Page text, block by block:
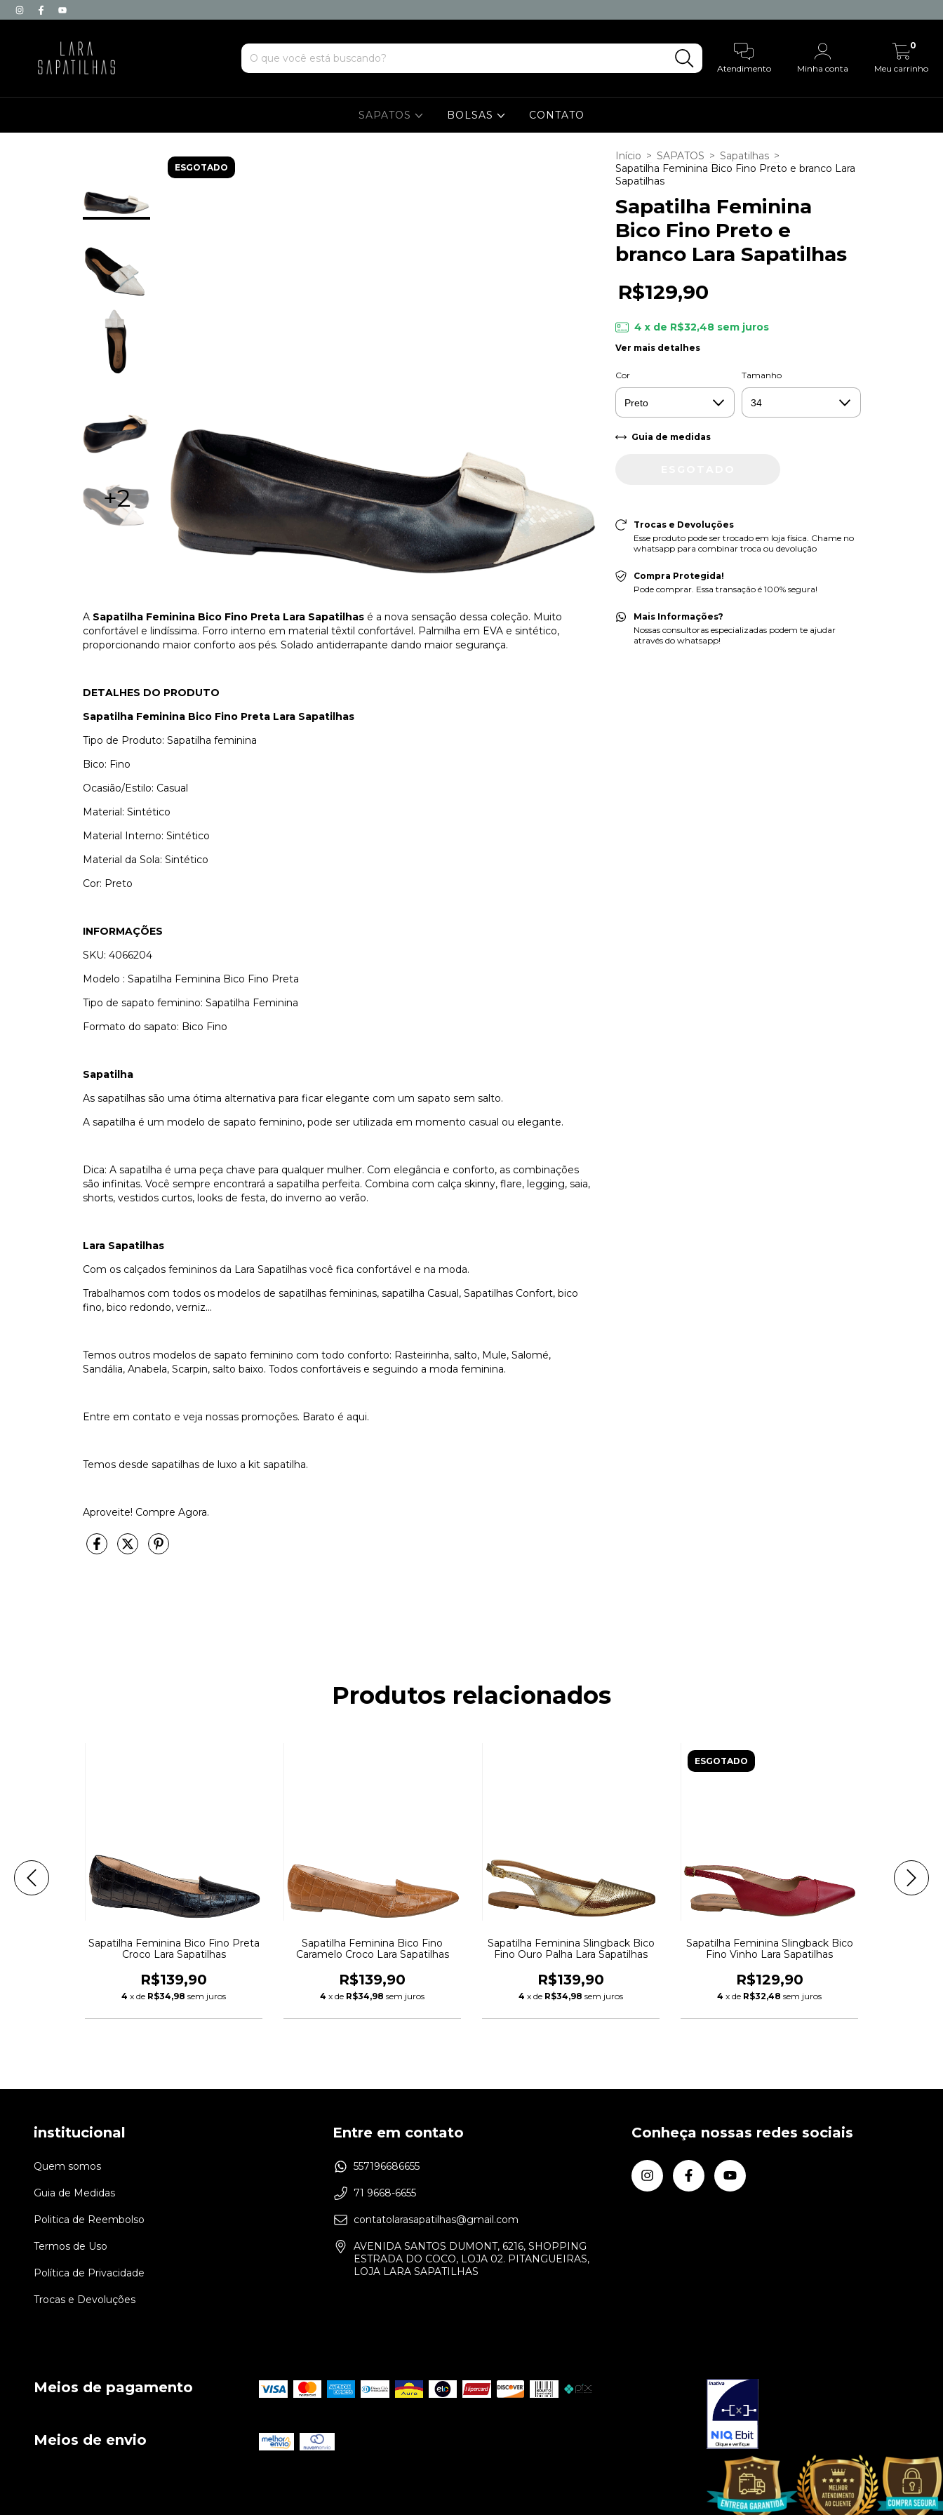
Atendimento Minha conta Meu carrinho
0
SAPATOS BOLSAS CONTATO
+2
ESGOTADO
A Sapatilha Feminina Bico Fino Preta Lara Sapatilhas é a nova sensação dessa coleção. Muito
confortável e lindíssima. Forro interno em material têxtil confortável. Palmilha em EVA e sintético,
proporcionando maior conforto aos pés. Solado antiderrapante dando maior segurança.
DETALHES DO PRODUTO
Sapatilha Feminina Bico Fino Preta Lara Sapatilhas
Tipo de Produto: Sapatilha feminina
Bico: Fino
Ocasião/Estilo: Casual
Material: Sintético
Material Interno: Sintético
Material da Sola: Sintético
Cor: Preto
INFORMAÇÕES
SKU: 4066204
Modelo : Sapatilha Feminina Bico Fino Preta
Tipo de sapato feminino: Sapatilha Feminina
Formato do sapato: Bico Fino
Sapatilha
As sapatilhas são uma ótima alternativa para ficar elegante com um sapato sem salto.
A sapatilha é um modelo de sapato feminino, pode ser utilizada em momento casual ou elegante.
Dica: A sapatilha é uma peça chave para qualquer mulher. Com elegância e conforto, as combinações
são infinitas. Você sempre encontrará a sapatilha perfeita. Combina com calça skinny, flare, legging, saia,
shorts, vestidos curtos, looks de festa, do inverno ao verão.
Lara Sapatilhas
Com os calçados femininos da Lara Sapatilhas você fica confortável e na moda.
Trabalhamos com todos os modelos de sapatilhas femininas, sapatilha Casual, Sapatilhas Confort, bico
fino, bico redondo, verniz...
Temos outros modelos de sapato feminino com todo conforto: Rasteirinha, salto, Mule, Salomé,
Sandália, Anabela, Scarpin, salto baixo. Todos confortáveis e seguindo a moda feminina.
Entre em contato e veja nossas promoções. Barato é aqui.
Temos desde sapatilhas de luxo a kit sapatilha.
Aproveite! Compre Agora.
Início > SAPATOS > Sapatilhas >
Sapatilha Feminina Bico Fino Preto e branco Lara
Sapatilhas
Sapatilha Feminina
Bico Fino Preto e
branco Lara Sapatilhas
R$129,90
4 x de R$32,48 sem juros
Ver mais detalhes
Cor Tamanho
Guia de medidas
Trocas e Devoluções
Esse produto pode ser trocado em loja física. Chame no
whatsapp para combinar troca ou devolução
Compra Protegida!
Pode comprar. Essa transação é 100% segura!
Mais Informações?
Nossas consultoras especializadas podem te ajudar
através do whatsapp!
Produtos relacionados
Sapatilha Feminina Bico Fino Preta
Croco Lara Sapatilhas
R$139,90
4 x de R$34,98 sem juros
Sapatilha Feminina Bico Fino
Caramelo Croco Lara Sapatilhas
R$139,90
4 x de R$34,98 sem juros
Sapatilha Feminina Slingback Bico
Fino Ouro Palha Lara Sapatilhas
R$139,90
4 x de R$34,98 sem juros
ESGOTADO
Sapatilha Feminina Slingback Bico
Fino Vinho Lara Sapatilhas
R$129,90
4 x de R$32,48 sem juros
institucional
Quem somos
Guia de Medidas
Politica de Reembolso
Termos de Uso
Política de Privacidade
Trocas e Devoluções
Entre em contato
557196686655
71 9668-6655
contatolarasapatilhas@gmail.com
AVENIDA SANTOS DUMONT, 6216, SHOPPING
ESTRADA DO COCO, LOJA 02. PITANGUEIRAS,
LOJA LARA SAPATILHAS
Conheça nossas redes sociais
Meios de pagamento
Meios de envio